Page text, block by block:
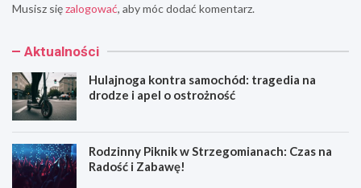
Musisz sięzalogować, aby móc dodać komentarz.
Aktualności
Hulajnoga kontra samochód: tragedia na
drodze i apel o ostrożność
Rodzinny Piknik w Strzegomianach: Czas na
Radość i Zabawę!